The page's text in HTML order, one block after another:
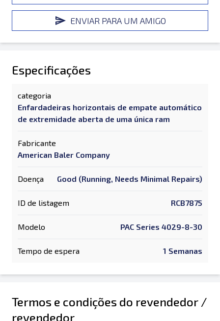
ENVIAR PARA UM AMIGO
Especificações
categoria
Enfardadeiras horizontais de empate automático
de extremidade aberta de uma única ram
Fabricante
American Baler Company
Doença Good (Running, Needs Minimal Repairs)
ID de listagem RCB7875
Modelo PAC Series 4029-8-30
Tempo de espera 1 Semanas
Termos e condições do revendedor /
revendedor